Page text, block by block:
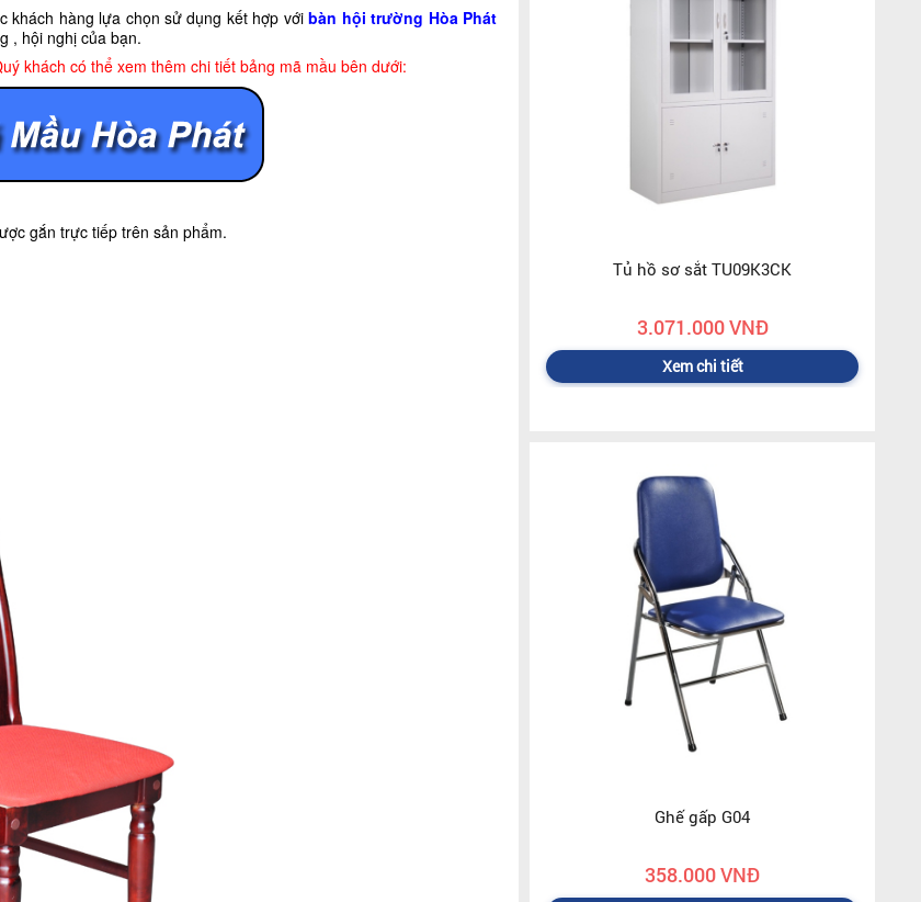
khách hàng lựa chọn sử dụng kết hợp vớibàn hội trường Hòa Phát
, hội nghị của bạn.
khách có thể xem thêm chi tiết bảng mã mầu bên dưới:
gắn trực tiếp trên sản phẩm.
Tủ hồ sơ sắt TU09K3CK
3.071.000 VNĐ
Xem chi tiết
Ghế gấp G04
358.000 VNĐ